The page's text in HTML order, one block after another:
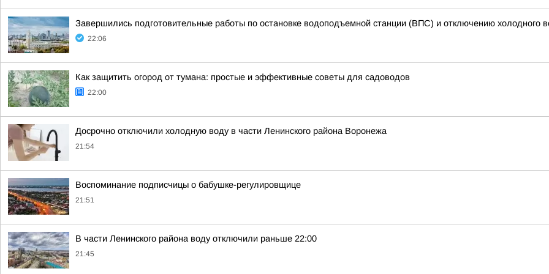
Завершились подготовительные работы по остановке водоподъемной станции (ВПС) и отключению холодного
22:06
Как защитить огород от тумана: простые и эффективные советы для садоводов
22:00
Досрочно отключили холодную воду в части Ленинского района Воронежа
21:54
Воспоминание подписчицы о бабушке-регулировщице
21:51
В части Ленинского района воду отключили раньше 22:00
21:45